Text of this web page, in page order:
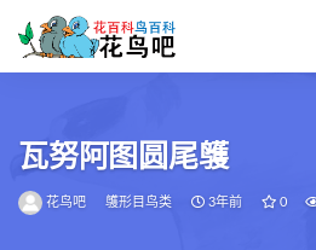
瓦努阿图圆尾鹱
花鸟吧 鹱形目鸟类 3年前 0